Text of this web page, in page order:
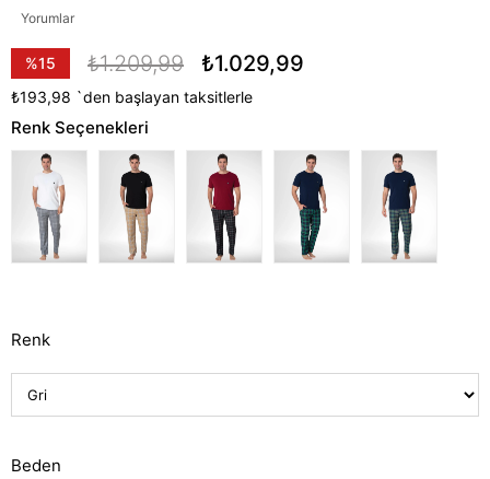
Yorumlar
%15
İndirim
₺1.209,99 ₺1.029,99
₺193,98 `den başlayan taksitlerle
Renk Seçenekleri
Renk
Beden